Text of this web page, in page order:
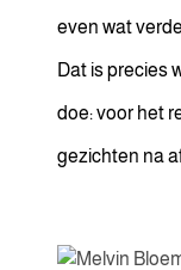
even wat
Dat is precies
doe: voor het
gezichten na